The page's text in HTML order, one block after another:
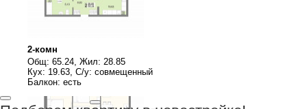
2-комн
Общ: 65.24, Жил: 28.85
Кух: 19.63, С/у: совмещенный
Балкон: есть